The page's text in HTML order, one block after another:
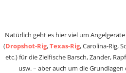
Natürlich geht es hier viel um
(Dropshot-Rig,Texas-Rig, Carolina-Rig,
etc.) für die Zielfische Barsch, Zander,
usw. – aber auch um die